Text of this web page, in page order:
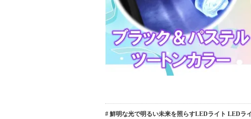
# 鮮明な光で明るい未来を照らすLEDライト LEDラ